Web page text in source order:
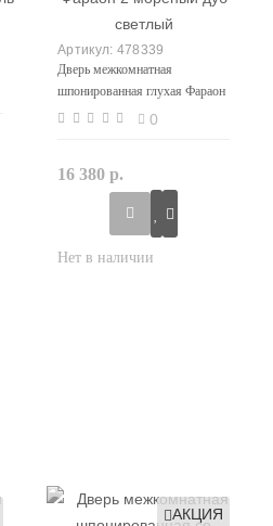
478339
Дверь межкомнатная
шпонированная глухая Фараон
2 мореный дуб светлый
0
16 380 р.
АКЦИЯ